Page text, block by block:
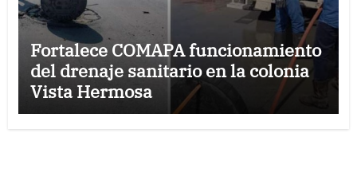
Fortalece COMAPA funcionamiento
del drenaje sanitario en la colonia
Vista Hermosa